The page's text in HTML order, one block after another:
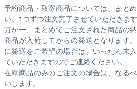
予約商品・取寄商品については、まと
い。1つずつ注文完了させていただきま
万が一、まとめてご注文された商品の
商品が入荷してからの発送となります
に発送をご希望の場合は、いったん未
ていただきますのでご連絡ください。
在庫商品のみのご注文の場合は、なる
いします。